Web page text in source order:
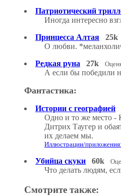
Патриотический
Иногда интересно
Принцесса Алтая
25k
О любви.
Редкая руна
27k
А если бы победили
Фантастика:
Истории с географией
Одно и то же место -
Дитрих Таугер и
их делаем мы.
Иллюстрации/
Убийца скуки 60k
Что делать людям,
Смотрите также: